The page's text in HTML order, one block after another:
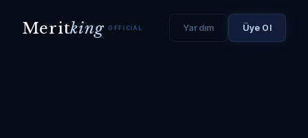
Meritking OFFICIAL Yardım Üye Ol